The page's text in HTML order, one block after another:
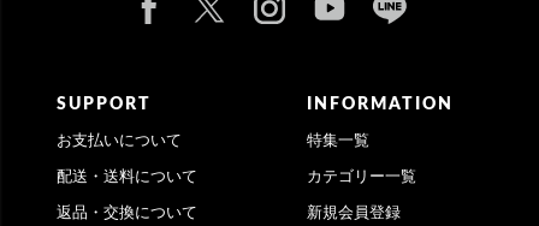
SUPPORT
お支払いについて
配送・送料について
返品・交換について
INFORMATION
特集一覧
カテゴリー一覧
新規会員登録